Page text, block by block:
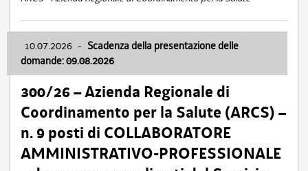
10.07.2026 - Scadenza della presentazione delle
domande: 09.08.2026
300/26 – Azienda Regionale di
Coordinamento per la Salute (ARCS) –
n. 9 posti di COLLABORATORE
AMMINISTRATIVO-PROFESSIONALE